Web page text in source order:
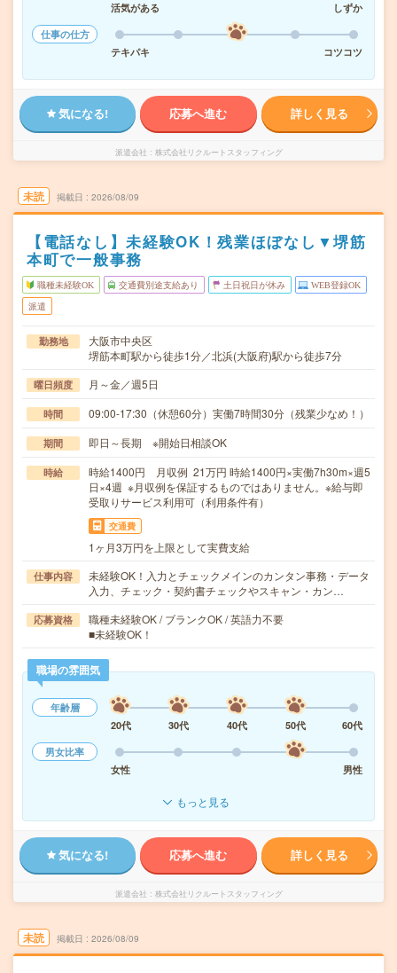
活気がある
しずか
仕事の仕方
テキパキ
コツコツ
気になる! 応募へ進む 詳しく見る
派遣会社 株式会社リクルートスタッフィング
未読 掲載日 2026/08/09
【電話なし】未経験OK！残業ほぼなし▼堺筋
本町で一般事務
職種未経験OK 交通費別途支給あり 土日祝日が休み WEB登録OK
派遣
勤務地
大阪市中央区
堺筋本町駅から徒歩1分／北浜(大阪府)駅から徒歩7分
曜日頻度 月～金／週5日
時間 09:00-17:30（休憩60分）実働7時間30分（残業少なめ！）
期間 即日～長期 ※開始日相談OK
時給
時給1400円 月収例 21万円 時給1400円×実働7h30m×週5
日×4週 ※月収例を保証するものではありません。※給与即
受取りサービス利用可（利用条件有）
交通費
1ヶ月3万円を上限として実費支給
仕事内容
未経験OK！入力とチェックメインのカンタン事務・データ
入力、チェック・契約書チェックやスキャン・カン…
応募資格
職種未経験OK / ブランクOK / 英語力不要
■未経験OK！
職場の雰囲気
年齢層
20代
30代 40代 50代
60代
男女比率
女性
男性
もっと見る
気になる! 応募へ進む 詳しく見る
派遣会社 株式会社リクルートスタッフィング
未読 掲載日 2026/08/09